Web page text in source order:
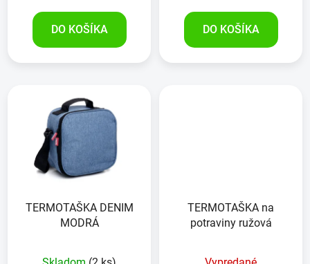
DO KOŠÍKA DO KOŠÍKA
TERMOTAŠKA DENIM
MODRÁ
TERMOTAŠKA na
potraviny ružová